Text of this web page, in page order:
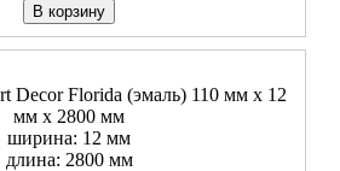
В корзину
Decor Florida (эмаль) 110 мм х 12
мм х 2800 мм
ширина: 12 мм
длина: 2800 мм